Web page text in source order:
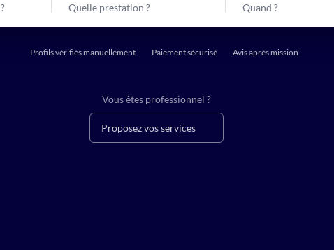
Quelle prestation ? Quand ?
Profils vérifiés manuellement Paiement sécurisé Avis après mission
Vous êtes professionnel ?
Proposez vos services